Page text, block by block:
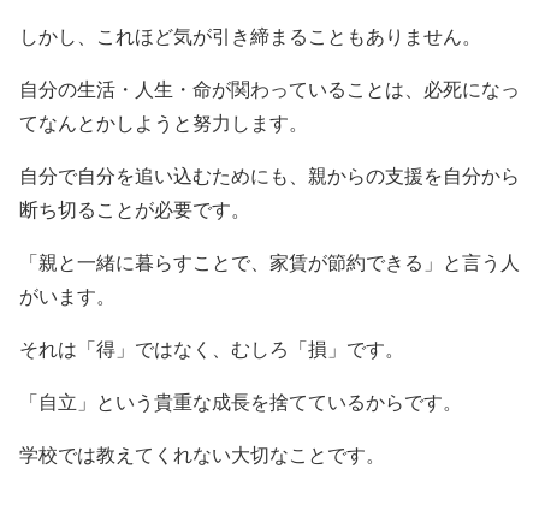
しかし、これほど気が引き締まることもありません。
自分の生活・人生・命が関わっていることは、必死になっ
てなんとかしようと努力します。
自分で自分を追い込むためにも、親からの支援を自分から
断ち切ることが必要です。
「親と一緒に暮らすことで、家賃が節約できる」と言う人
がいます。
それは「得」ではなく、むしろ「損」です。
「自立」という貴重な成長を捨てているからです。
学校では教えてくれない大切なことです。